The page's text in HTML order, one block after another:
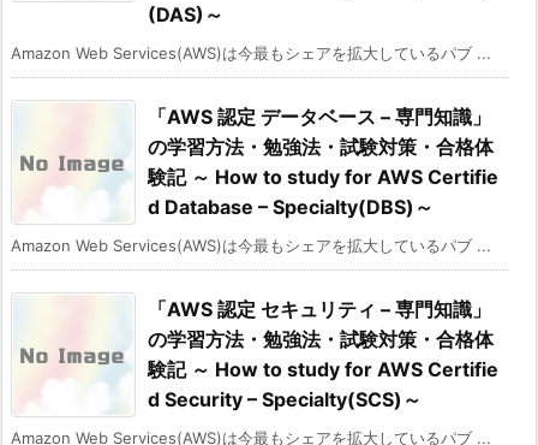
(DAS)～
Amazon Web Services(AWS)は今最もシェアを拡大しているパブ ...
「AWS 認定 データベース – 専門知識」
の学習方法・勉強法・試験対策・合格体
験記 ～ How to study for AWS Certifie
d Database – Specialty(DBS)～
Amazon Web Services(AWS)は今最もシェアを拡大しているパブ ...
「AWS 認定 セキュリティ – 専門知識」
の学習方法・勉強法・試験対策・合格体
験記 ～ How to study for AWS Certifie
d Security – Specialty(SCS)～
Amazon Web Services(AWS)は今最もシェアを拡大しているパブ ...